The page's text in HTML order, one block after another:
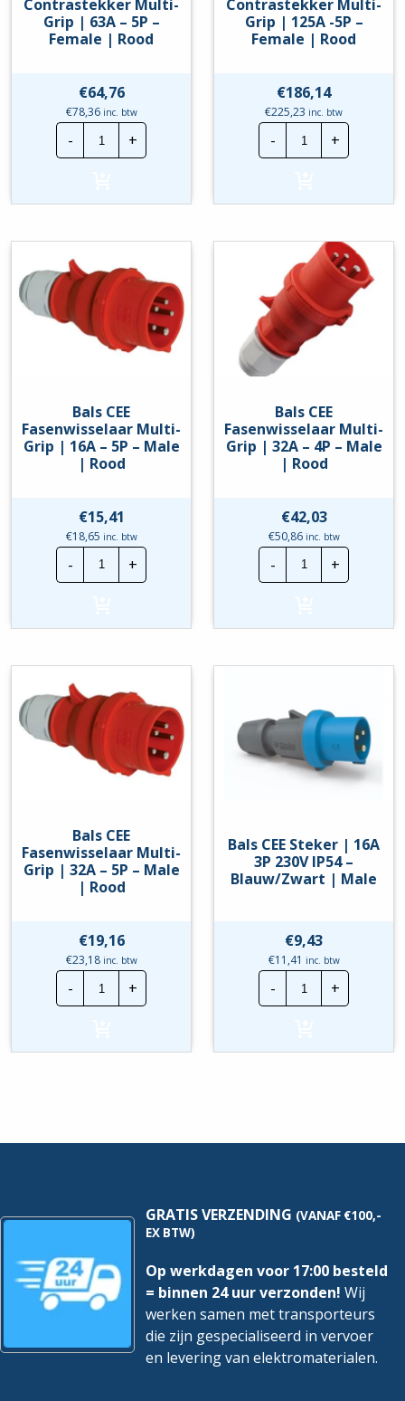
Contrastekker Multi-
Grip | 63A – 5P –
Female | Rood
€64,76
€78,36inc. btw
-
Bals
CEE
Contrastekker
|
5P
Female
|
Rood
hoeveelheid
+
Contrastekker Multi-
Grip | 125A -5P –
Female | Rood
€186,14
€225,23 inc. btw
-
Bals
CEE
Contrastekker
|
-
Female
|
Rood
hoeveelheid
+
Bals CEE
Fasenwisselaar Multi-
Grip | 16A – 5P – Male
| Rood
€15,41
€18,65 inc. btw
-
Bals
CEE
Fasenwisselaar
|
5P
Male
|
Rood
hoeveelheid
+
Bals CEE
Fasenwisselaar Multi-
Grip | 32A – 4P – Male
| Rood
€42,03
€50,86inc. btw
-
Bals
CEE
Fasenwisselaar
|
4P
|
Rood
hoeveelheid
+
Bals CEE
Fasenwisselaar Multi-
Grip | 32A – 5P – Male
| Rood
€19,16
€23,18inc. btw
-
Bals
CEE
Fasenwisselaar
|
+
Bals CEE Steker | 16A
3P 230V IP54 –
Blauw/Zwart | Male
€9,43
€11,41 inc. btw
-
Bals
CEE
Steker
3P
+
GRATIS VERZENDING (VANAF €100,-
EX BTW)
Op werkdagen voor 17:00 besteld
= binnen 24 uur verzonden! Wij
werken samen met transporteurs
die zijn gespecialiseerd in vervoer
en levering van elektromaterialen.